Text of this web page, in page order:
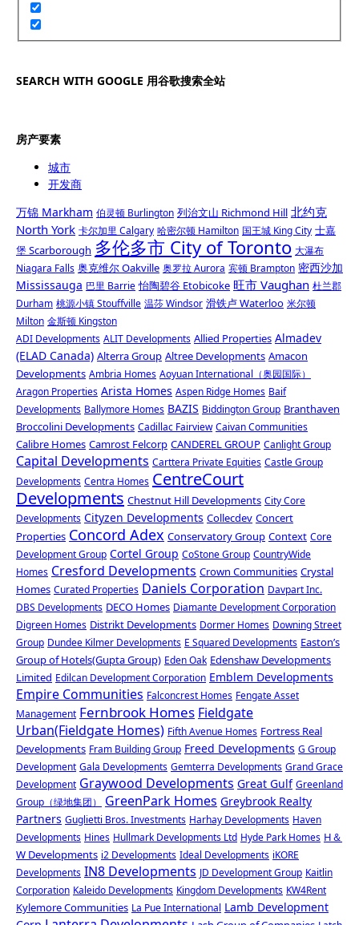
SEARCH WITH GOOGLE 用谷歌搜索全站
房产要素
城市
开发商
万锦 Markham 伯灵顿 Burlington 列治文山 Richmond Hill 北约克
North York 卡尔加里 Calgary 哈密尔顿 Hamilton 国王城 King City 士嘉
堡 Scarborough 多伦多市 City of Toronto 大瀑布
Niagara Falls 奥克维尔 Oakville 奥罗拉 Aurora 宾顿 Brampton 密西沙加
Mississauga 巴里 Barrie 怡陶碧谷 Etobicoke 旺市 Vaughan 杜兰郡
Durham 桃源小镇 Stouffville 温莎 Windsor 滑铁卢 Waterloo 米尔顿
Milton 金斯顿 Kingston
ADI Developments ALIT Developments Allied Properties Almadev
(ELAD Canada) Alterra Group Altree Developments Amacon
Developments Ambria Homes Aoyuan International（奥园国际）
Aragon Properties Arista Homes Aspen Ridge Homes Baif
Developments Ballymore Homes BAZIS Biddington Group Branthaven
Broccolini Developments Cadillac Fairview Caivan Communities
Calibre Homes Camrost Felcorp CANDEREL GROUP Canlight Group
Capital Developments Carttera Private Equities Castle Group
Developments Centra Homes CentreCourt
Developments Chestnut Hill Developments City Core
Developments Cityzen Developments Collecdev Concert
Properties Concord Adex Conservatory Group Context Core
Development Group Cortel Group CoStone Group CountryWide
Homes Cresford Developments Crown Communities Crystal
Homes Curated Properties Daniels Corporation Davpart Inc.
DBS Developments DECO Homes Diamante Development Corporation
Digreen Homes Distrikt Developments Dormer Homes Downing Street
Group Dundee Kilmer Developments E Squared Developments Easton’s
Group of Hotels(Gupta Group) Eden Oak Edenshaw Developments
Limited Edilcan Development Corporation Emblem Developments
Empire Communities Falconcrest Homes Fengate Asset
Management Fernbrook Homes Fieldgate
Urban(Fieldgate Homes) Fifth Avenue Homes Fortress Real
Developments Fram Building Group Freed Developments G Group
Development Gala Developments Gemterra Developments Grand Grace
Development Graywood Developments Great Gulf Greenland
Group（绿地集团）
GreenPark Homes Greybrook Realty
Partners Guglietti Bros. Investments Harhay Developments Haven
Developments Hines Hullmark Developments Ltd Hyde Park Homes H＆
W Developments i2 Developments Ideal Developments iKORE
Developments IN8 Developments JD Development Group Kaitlin
Corporation Kaleido Developments Kingdom Developments KW4Rent
Kylemore Communities La Pue International Lamb Development